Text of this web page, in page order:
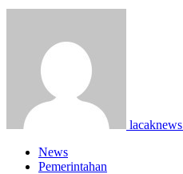
lacaknews
News
Pemerintahan